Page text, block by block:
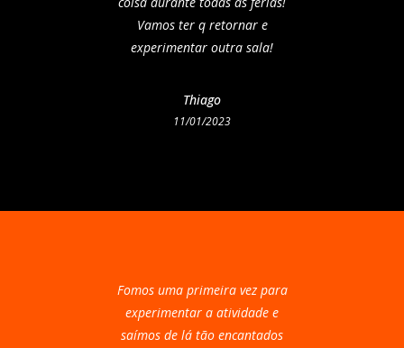
Vamos ter q retornar e
experimentar outra sala!
Thiago
11/01/2023
Fomos uma primeira vez para
experimentar a atividade e
saímos de lá tão encantados